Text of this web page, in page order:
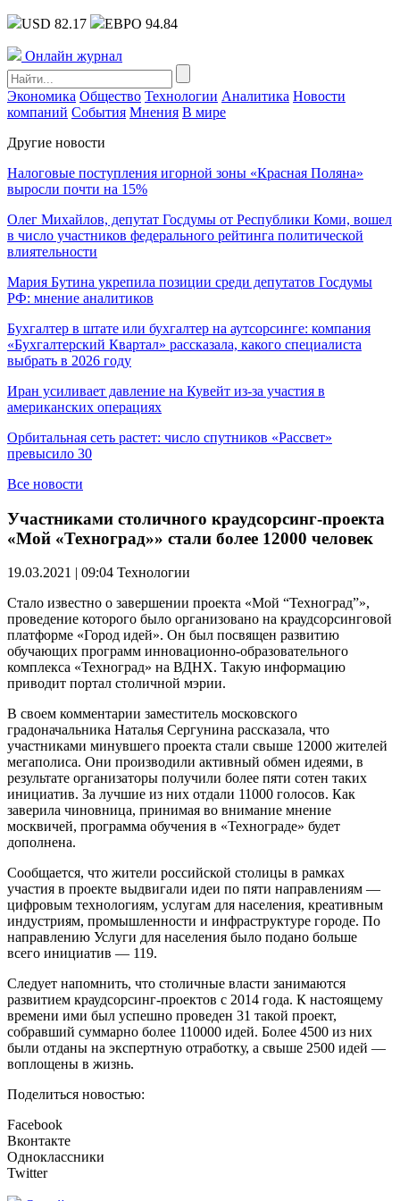
USD 82.17 ЕВРО 94.84
Онлайн журнал
Экономика Общество Технологии Аналитика Новости
компаний События Мнения В мире
Другие новости
Налоговые поступления игорной зоны «Красная Поляна»
выросли почти на 15%
Олег Михайлов, депутат Госдумы от Республики Коми, вошел
в число участников федерального рейтинга политической
влиятельности
Мария Бутина укрепила позиции среди депутатов Госдумы
РФ: мнение аналитиков
Бухгалтер в штате или бухгалтер на аутсорсинге: компания
«Бухгалтерский Квартал» рассказала, какого специалиста
выбрать в 2026 году
Иран усиливает давление на Кувейт из-за участия в
американских операциях
Орбитальная сеть растет: число спутников «Рассвет»
превысило 30
Все новости
Участниками столичного краудсорсинг-проекта
«Мой «Техноград»» стали более 12000 человек
19.03.2021 | 09:04 Технологии
Стало известно о завершении проекта «Мой “Техноград”»,
проведение которого было организовано на краудсорсинговой
платформе «Город идей». Он был посвящен развитию
обучающих программ инновационно-образовательного
комплекса «Техноград» на ВДНХ. Такую информацию
приводит портал столичной мэрии.
В своем комментарии заместитель московского
градоначальника Наталья Сергунина рассказала, что
участниками минувшего проекта стали свыше 12000 жителей
мегаполиса. Они производили активный обмен идеями, в
результате организаторы получили более пяти сотен таких
инициатив. За лучшие из них отдали 11000 голосов. Как
заверила чиновница, принимая во внимание мнение
москвичей, программа обучения в «Технограде» будет
дополнена.
Сообщается, что жители российской столицы в рамках
участия в проекте выдвигали идеи по пяти направлениям —
цифровым технологиям, услугам для населения, креативным
индустриям, промышленности и инфраструктуре городе. По
направлению Услуги для населения было подано больше
всего инициатив — 119.
Следует напомнить, что столичные власти занимаются
развитием краудсорсинг-проектов с 2014 года. К настоящему
времени ими был успешно проведен 31 такой проект,
собравший суммарно более 110000 идей. Более 4500 из них
были отданы на экспертную отработку, а свыше 2500 идей —
воплощены в жизнь.
Поделиться новостью:
Facebook
Вконтакте
Одноклассники
Twitter